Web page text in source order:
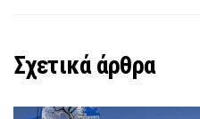
Σχετικά άρθρα